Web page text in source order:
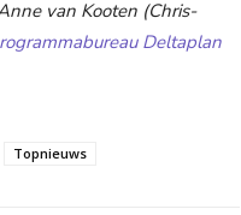
van Kooten (Chris-
Deltaplan
Topnieuws